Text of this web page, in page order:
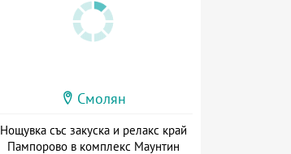
Смолян
Нощувка със закуска и релакс край
Пампорово в комплекс Маунтин